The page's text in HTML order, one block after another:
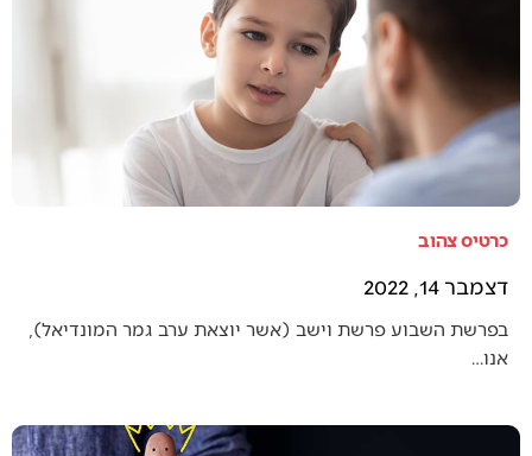
כרטיס צהוב
דצמבר 14, 2022
בפרשת השבוע פרשת וישב (אשר יוצאת ערב גמר המונדיאל),
אנו…